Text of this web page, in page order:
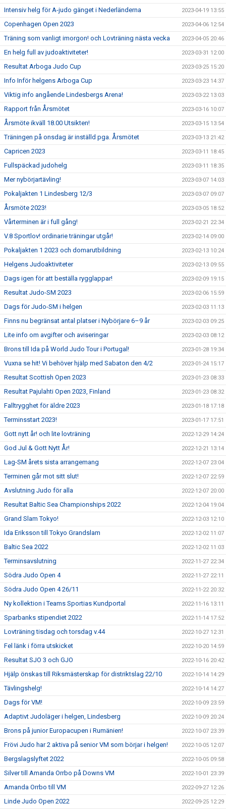
Intensiv helg för A-judo gänget i Nederländerna 2023-04-19 13:55
Copenhagen Open 2023 2023-04-06 12:54
Träning som vanligt imorgon! och Lovträning nästa vecka 2023-04-05 20:46
En helg full av judoaktiviteter! 2023-03-31 12:00
Resultat Arboga Judo Cup 2023-03-25 15:20
Info Inför helgens Arboga Cup 2023-03-23 14:37
Viktig info angående Lindesbergs Arena! 2023-03-22 13:03
Rapport från Årsmötet 2023-03-16 10:07
Årsmöte ikväll 18.00 Utsikten! 2023-03-15 13:54
Träningen på onsdag är inställd pga. Årsmötet 2023-03-13 21:42
Capricen 2023 2023-03-11 18:45
Fullspäckad judohelg 2023-03-11 18:35
Mer nybörjartävling! 2023-03-07 14:03
Pokaljakten 1 Lindesberg 12/3 2023-03-07 09:07
Årsmöte 2023! 2023-03-05 18:52
Vårterminen är i full gång! 2023-02-21 22:34
V.8 Sportlov! ordinarie träningar utgår! 2023-02-14 09:00
Pokaljakten 1 2023 och domarutbildning 2023-02-13 10:24
Helgens Judoaktiviteter 2023-02-13 09:55
Dags igen för att beställa rygglappar! 2023-02-09 19:15
Resultat Judo-SM 2023 2023-02-06 15:59
Dags för Judo-SM i helgen 2023-02-03 11:13
Finns nu begränsat antal platser i Nybörjare 6–9 år 2023-02-03 09:25
Lite info om avgifter och aviseringar 2023-02-03 08:12
Brons till Ida på World Judo Tour i Portugal! 2023-01-28 19:34
Vuxna se hit! Vi behöver hjälp med Sabaton den 4/2 2023-01-24 15:17
Resultat Scottish Open 2023 2023-01-23 08:33
Resultat Pajulahti Open 2023, Finland 2023-01-23 08:32
Falltrygghet för äldre 2023 2023-01-18 17:18
Terminsstart 2023! 2023-01-17 17:51
Gott nytt år! och lite lovträning 2022-12-29 14:24
God Jul & Gott Nytt År! 2022-12-21 13:14
Lag-SM årets sista arrangemang 2022-12-07 23:04
Terminen går mot sitt slut! 2022-12-07 22:59
Avslutning Judo för alla 2022-12-07 20:00
Resultat Baltic Sea Championships 2022 2022-12-04 19:04
Grand Slam Tokyo! 2022-12-03 12:10
Ida Eriksson till Tokyo Grandslam 2022-12-02 11:07
Baltic Sea 2022 2022-12-02 11:03
Terminsavslutning 2022-11-27 22:34
Södra Judo Open 4 2022-11-27 22:11
Södra Judo Open 4 26/11 2022-11-22 20:32
Ny kollektion i Teams Sportias Kundportal 2022-11-16 13:11
Sparbanks stipendiet 2022 2022-11-14 17:52
Lovträning tisdag och torsdag v.44 2022-10-27 12:31
Fel länk i förra utskicket 2022-10-20 14:59
Resultat SJO 3 och GJO 2022-10-16 20:42
Hjälp önskas till Riksmästerskap för distriktslag 22/10 2022-10-14 14:29
Tävlingshelg! 2022-10-14 14:27
Dags för VM! 2022-10-09 23:59
Adaptivt Judoläger i helgen, Lindesberg 2022-10-09 20:24
Brons på junior Europacupen i Rumänien! 2022-10-07 23:39
Frövi Judo har 2 aktiva på senior VM som börjar i helgen! 2022-10-05 12:07
Bergslagslyftet 2022 2022-10-05 09:58
Silver till Amanda Orrbo på Downs VM 2022-10-01 23:39
Amanda Orrbo till VM 2022-09-27 12:26
Linde Judo Open 2022 2022-09-25 12:29